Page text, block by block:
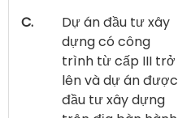
C.
Dự án đầu tư xây
dựng có công
trình từ cấp III trở
lên và dự án được
đầu tư xây dựng